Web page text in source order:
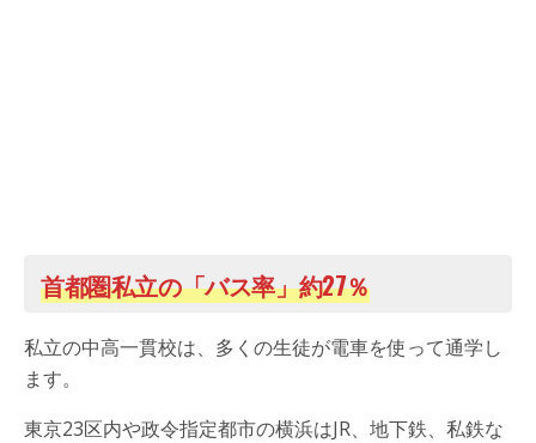
首都圏私立の「バス率」約27％
私立の中高一貫校は、多くの生徒が電車を使って通学し
ます。
東京23区内や政令指定都市の横浜はJR、地下鉄、私鉄な